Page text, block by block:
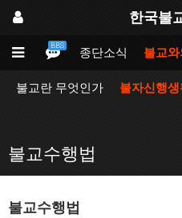
한국불
BBS
태고종 종단소식 불교
불교란 무엇인가 불자신행
불교수행법
불교수행법